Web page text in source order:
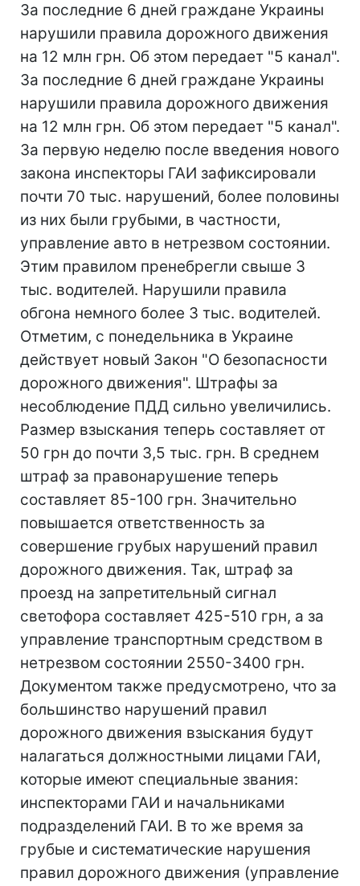
За последние 6 дней граждане Украины
нарушили правила дорожного движения
на 12 млн грн. Об этом передает "5 канал".
За последние 6 дней граждане Украины
нарушили правила дорожного движения
на 12 млн грн. Об этом передает "5 канал".
За первую неделю после введения нового
закона инспекторы ГАИ зафиксировали
почти 70 тыс. нарушений, более половины
из них были грубыми, в частности,
управление авто в нетрезвом состоянии.
Этим правилом пренебрегли свыше 3
тыс. водителей. Нарушили правила
обгона немного более 3 тыс. водителей.
Отметим, с понедельника в Украине
действует новый Закон "О безопасности
дорожного движения". Штрафы за
несоблюдение ПДД сильно увеличились.
Размер взыскания теперь составляет от
50 грн до почти 3,5 тыс. грн. В среднем
штраф за правонарушение теперь
составляет 85-100 грн. Значительно
повышается ответственность за
совершение грубых нарушений правил
дорожного движения. Так, штраф за
проезд на запретительный сигнал
светофора составляет 425-510 грн, а за
управление транспортным средством в
нетрезвом состоянии 2550-3400 грн.
Документом также предусмотрено, что за
большинство нарушений правил
дорожного движения взыскания будут
налагаться должностными лицами ГАИ,
которые имеют специальные звания:
инспекторами ГАИ и начальниками
подразделений ГАИ. В то же время за
грубые и систематические нарушения
правил дорожного движения (управление